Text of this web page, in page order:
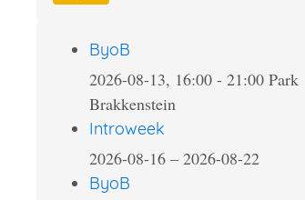
ByoB
2026-08-13, 16:00 - 21:00 Park
Brakkenstein
Introweek
2026-08-16 – 2026-08-22
ByoB